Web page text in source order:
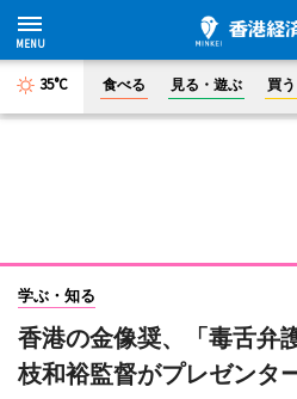
35°C 食べる 見る・遊ぶ 買う
学ぶ・知る
香港の金像奨、「毒舌
枝和裕監督がプレゼンタ